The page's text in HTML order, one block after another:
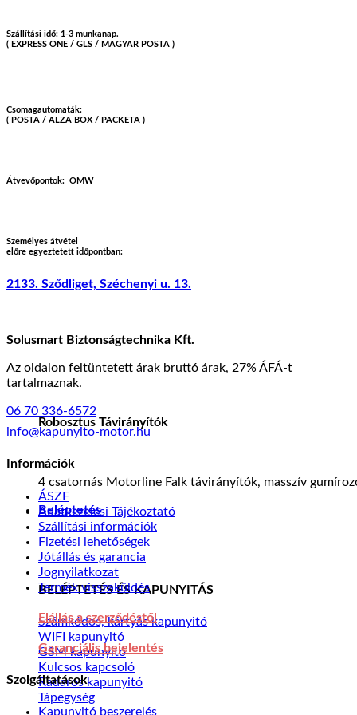
Robosztus Távirányítók
4 csatornás Motorline Falk távirányítók, masszív
Beléptetés
BELÉPTETÉS ÉS KAPUNYITÁS
Számkódos, kártyás kapunyitó
WIFI kapunyitó
GSM kapunyitó
Kulcsos kapcsoló
Radaros kapunyitó
Tápegység
Szállítási idő: 1-3 munkanap.
( EXPRESS ONE / GLS / MAGYAR POSTA )
Csomagautomaták:
( POSTA / ALZA BOX / PACKETA )
Átvevőpontok: OMW
Személyes átvétel
előre egyeztetett időpontban:
2133. Sződliget, Széchenyi u. 13.
Solusmart Biztonságtechnika Kft.
Az oldalon feltüntetett árak bruttó árak, 27% ÁFÁ-t
tartalmaznak.
06 70 336-6572
info@kapunyito-motor.hu
Információk
ÁSZF
Adatkezelési Tájékoztató
Szállítási információk
Fizetési lehetőségek
Jótállás és garancia
Jognyilatkozat
Termék visszaküldés
Elállás a szerződéstől
Garanciális bejelentés
Szolgáltatások
Kapunyitó beszerelés